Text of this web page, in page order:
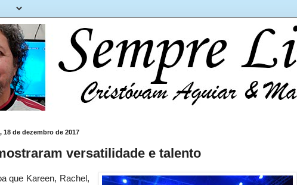
18 de dezembro de 2017
versatilidade e talento
que Kareen, Rachel,